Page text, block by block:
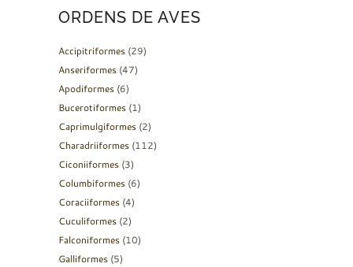
ORDENS DE AVES
Accipitriformes (29)
Anseriformes (47)
Apodiformes (6)
Bucerotiformes (1)
Caprimulgiformes (2)
Charadriiformes (112)
Ciconiiformes (3)
Columbiformes (6)
Coraciiformes (4)
Cuculiformes (2)
Falconiformes (10)
Galliformes (5)